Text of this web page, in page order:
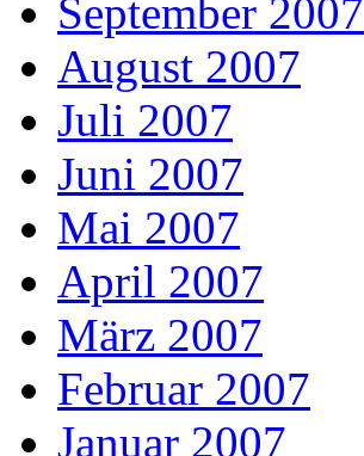
September 2007
August 2007
Juli 2007
Juni 2007
Mai 2007
April 2007
März 2007
Februar 2007
Januar 2007